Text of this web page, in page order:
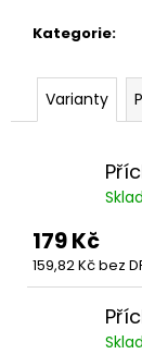
Kategorie:
Varianty
179 Kč
159,82 Kč bez